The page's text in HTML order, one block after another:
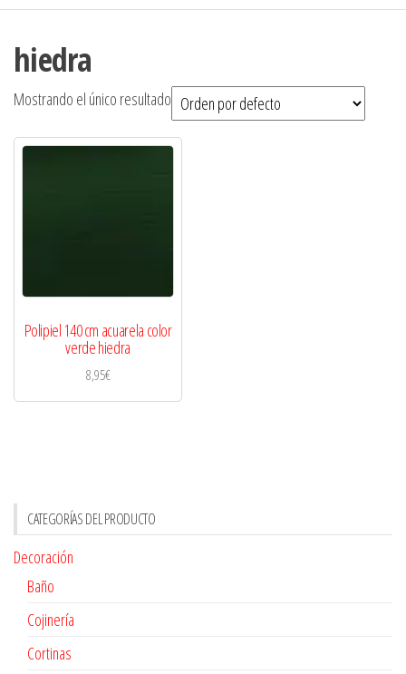
hiedra
Mostrando el único resultado
Polipiel 140 cm acuarela color
verde hiedra
8,95€
CATEGORÍAS DEL PRODUCTO
Decoración
Baño
Cojinería
Cortinas